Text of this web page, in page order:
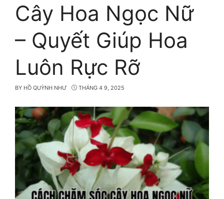
Cây Hoa Ngọc Nữ
– Quyết Giúp Hoa
Luôn Rực Rỡ
BY HỒ QUỲNH NHƯ THÁNG 4 9, 2025